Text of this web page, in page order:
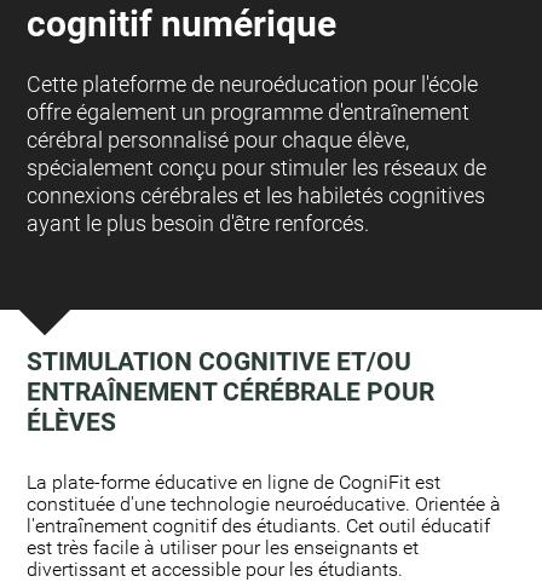
cognitif numérique
Cette plateforme de neuroéducation pour l'école
offre également un programme d'entraînement
cérébral personnalisé pour chaque élève,
spécialement conçu pour stimuler les réseaux de
connexions cérébrales et les habiletés cognitives
ayant le plus besoin d'être renforcés.
STIMULATION COGNITIVE ET/OU
ENTRAÎNEMENT CÉRÉBRALE POUR
ÉLÈVES
La plate-forme éducative en ligne de CogniFit est
constituée d'une technologie neuroéducative. Orientée à
l'entraînement cognitif des étudiants. Cet outil éducatif
est très facile à utiliser pour les enseignants et
divertissant et accessible pour les étudiants.